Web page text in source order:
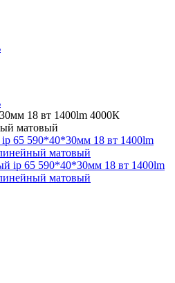
18 вт 1400lm 4000К
матовый
65 590*40*30мм 18 вт 1400lm
матовый